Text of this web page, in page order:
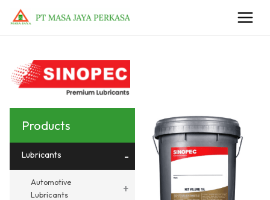
Products
Lubricants -
Automotive
Lubricants
+